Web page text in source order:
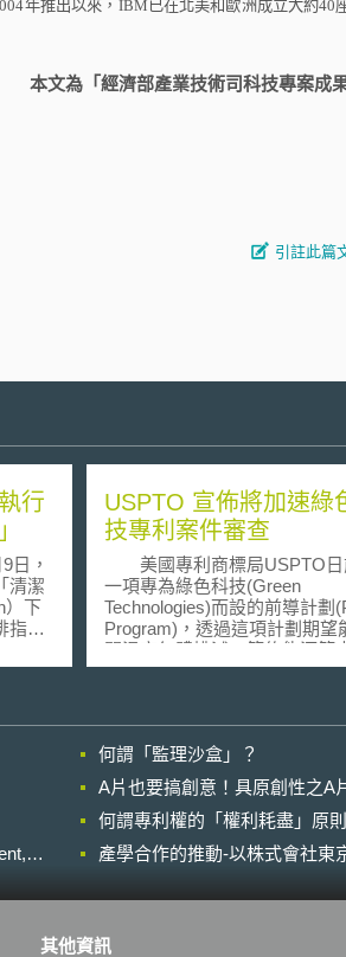
年推出以來， IBM 已在北美和歐洲成立大約40
本文為「經濟部產業技術司科技專案成果
引註此篇
行
，
清潔
）下
指
並於
污
」最
各州
促進
USPTO 宣佈將加速綠
技專利案件審查
美國專利商標局USPTO日
一項專為綠色科技(Green
Technologies)而設的前導計劃
Program)，透過這項計劃期望
關溫室氣體排減、節約能源等
加速其審查、公開及訴願程序
Locke)所宣佈，普遍被認為是
應於哥本哈根舉行的聯合國氣
框架公約第15次締約方會議。 符
合條件的申請案必須於2009年
日前送件，而且必須是尚未收
次官方通知(First Office Action
必須於2010年12月8日前以電
special)並符合下列要求： ●必
何謂「監理沙盒」？
A片也要搞創意！具原創性之A
何謂專利權的「權利耗盡」原
產學合作的推動-以株式會社東
其他資訊